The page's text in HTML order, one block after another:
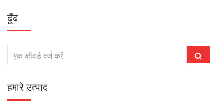
ढूँढ
हमारे उत्पाद